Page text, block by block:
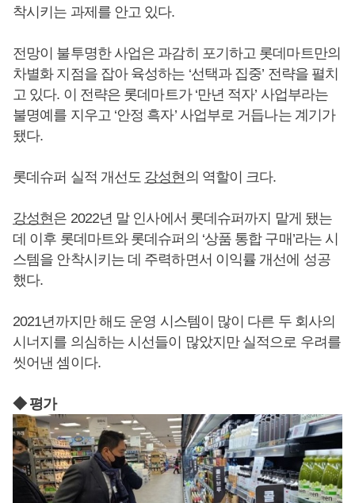
착시키는 과제를 안고 있다.
전망이 불투명한 사업은 과감히 포기하고 롯데마트만의
차별화 지점을 잡아 육성하는 ‘선택과 집중’ 전략을 펼치
고 있다. 이 전략은 롯데마트가 ‘만년 적자’ 사업부라는
불명예를 지우고 ‘안정 흑자’ 사업부로 거듭나는 계기가
됐다.
롯데슈퍼 실적 개선도 강성현 의 역할이 크다.
강성현은 2022년 말 인사에서 롯데슈퍼까지 맡게 됐는
데 이후 롯데마트와 롯데슈퍼의 ‘상품 통합 구매’라는 시
스템을 안착시키는 데 주력하면서 이익률 개선에 성공
했다.
2021년까지만 해도 운영 시스템이 많이 다른 두 회사의
시너지를 의심하는 시선들이 많았지만 실적으로 우려를
씻어낸 셈이다.
◆ 평가